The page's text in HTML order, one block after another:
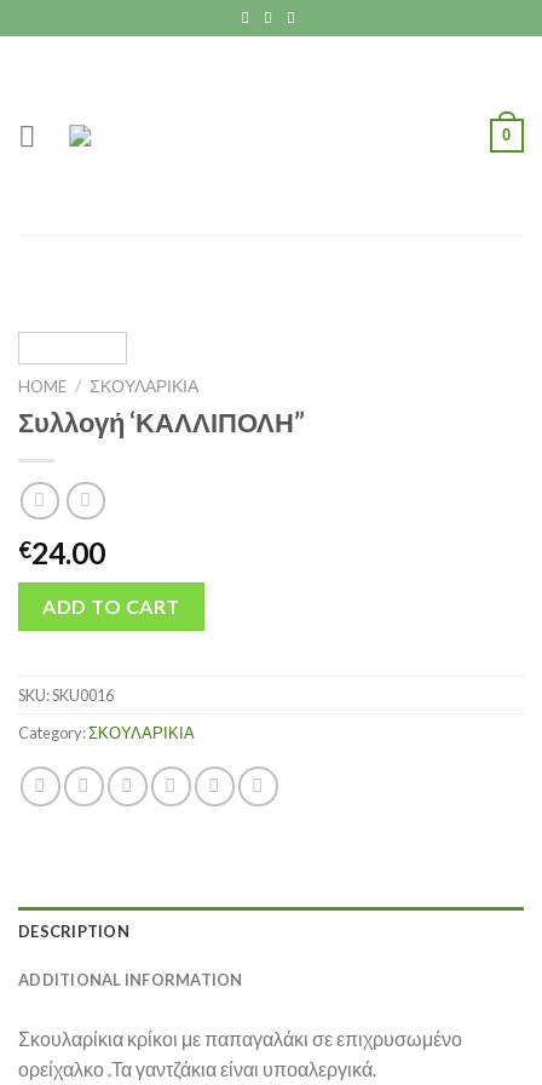
to
0
HOME / ΣΚΟΥΛΑΡΙΚΙΑ
Συλλογή ‘ΚΑΛΛΙΠΟΛΗ”
€24.00
ADD TO CART
SKU:SKU0016
Category:ΣΚΟΥΛΑΡΙΚΙΑ
DESCRIPTION
ADDITIONAL INFORMATION
Σκουλαρίκια κρίκοι με παπαγαλάκι σε επιχρυσωμένο
ορείχαλκο .Τα γαντζάκια είναι υποαλεργικά.